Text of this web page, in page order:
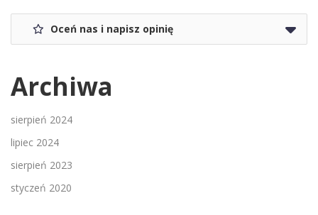
Oceń nas i napisz opinię
Archiwa
sierpień 2024
lipiec 2024
sierpień 2023
styczeń 2020